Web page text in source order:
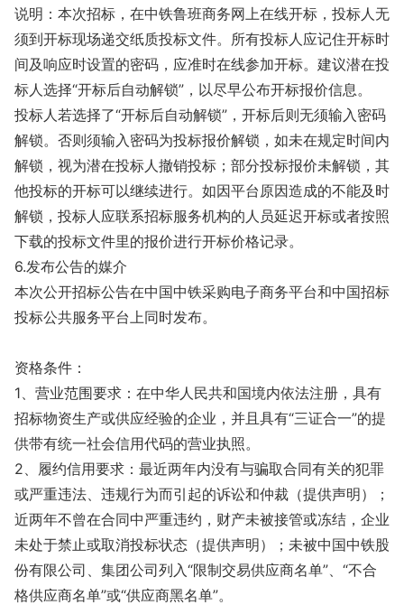
说明：本次招标，在中铁鲁班商务网上在线开标，投标人无
须到开标现场递交纸质投标文件。所有投标人应记住开标时
间及响应时设置的密码，应准时在线参加开标。建议潜在投
标人选择“开标后自动解锁”，以尽早公布开标报价信息。
投标人若选择了“开标后自动解锁”，开标后则无须输入密码
解锁。否则须输入密码为投标报价解锁，如未在规定时间内
解锁，视为潜在投标人撤销投标；部分投标报价未解锁，其
他投标的开标可以继续进行。如因平台原因造成的不能及时
解锁，投标人应联系招标服务机构的人员延迟开标或者按照
下载的投标文件里的报价进行开标价格记录。
6.发布公告的媒介
本次公开招标公告在中国中铁采购电子商务平台和中国招标
投标公共服务平台上同时发布。
资格条件：
1、营业范围要求：在中华人民共和国境内依法注册，具有
招标物资生产或供应经验的企业，并且具有“三证合一”的提
供带有统一社会信用代码的营业执照。
2、履约信用要求：最近两年内没有与骗取合同有关的犯罪
或严重违法、违规行为而引起的诉讼和仲裁（提供声明）；
近两年不曾在合同中严重违约，财产未被接管或冻结，企业
未处于禁止或取消投标状态（提供声明）；未被中国中铁股
份有限公司、集团公司列入“限制交易供应商名单”、“不合
格供应商名单”或“供应商黑名单”。